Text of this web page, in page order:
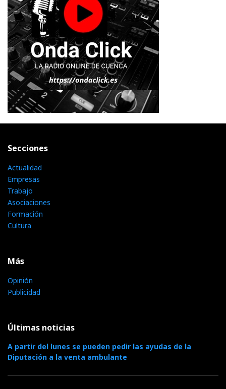
Secciones
Actualidad
Empresas
Trabajo
Asociaciones
Formación
Cultura
Más
Opinión
Publicidad
Últimas noticias
A partir del lunes se pueden pedir las ayudas de la
Diputación a la venta ambulante